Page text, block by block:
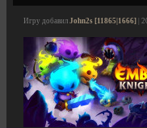
Игру добавил John2s [11865|1666] |